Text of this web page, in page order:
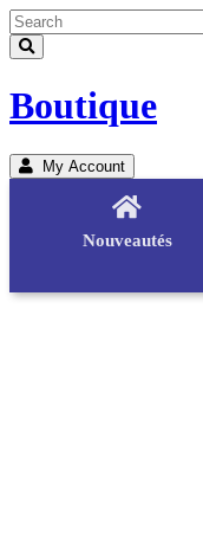
Boutique
My Account
Nouveautés